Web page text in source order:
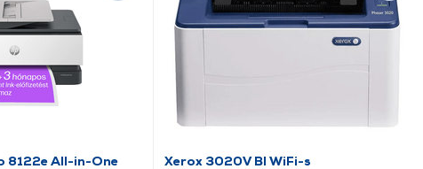
8122e All-in-One
Xerox 3020V BI WiFi-s